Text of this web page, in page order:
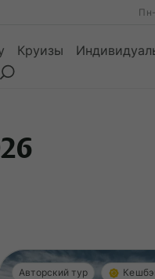
Круизы
Авторский тур